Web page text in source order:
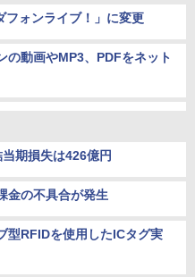
ォンライブ！」に変更
の動画やMP3、PDFをネット
期損失は426億円
金の不具合が発生
型RFIDを使用したICタグ実